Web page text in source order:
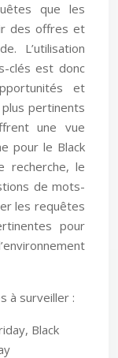
que les
des offres et
L’utilisation
clés est donc
et
pertinents
une vue
pour le Black
recherche, le
de mots-
les requêtes
pour
à surveiller :
Black